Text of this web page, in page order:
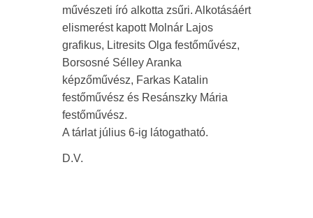
művészeti író alkotta zsűri. Alkotásáért
elismerést kapott Molnár Lajos
grafikus, Litresits Olga festőművész,
Borsosné Sélley Aranka
képzőművész, Farkas Katalin
festőművész és Resánszky Mária
festőművész.
A tárlat július 6-ig látogatható.
D.V.